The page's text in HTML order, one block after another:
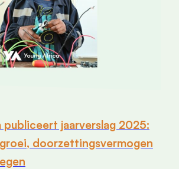
publiceert jaarverslag 2025:
doorzettingsvermogen